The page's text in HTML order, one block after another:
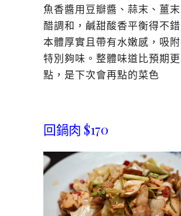
魚香醬用豆瓣醬、蒜末、薑
醋調和，鹹甜酸香平衡得不
本體厚實且帶有水嫩感，吸
特別夠味。整體味道比預期
點，是下次會再點的菜色
回鍋肉 $170